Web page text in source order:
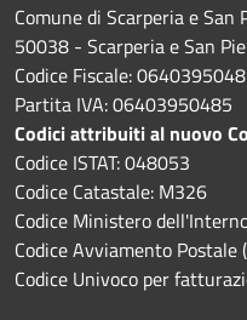
Comune di Scarperia e
50038 - Scarperia e San
Codice Fiscale:
Partita IVA: 06403950485
Codici attribuiti al nuovo
Codice ISTAT: 048053
Codice Catastale: M326
Codice Ministero
Codice Avviamento Postale
Codice Univoco per